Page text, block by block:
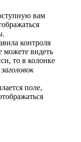
вам
.
контроля
можете видеть
то в колонке
заголовок
поле,